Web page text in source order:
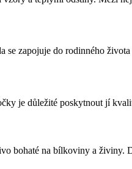
se zapojuje do rodinného
je důležité poskytnout jí
bohaté na bílkoviny a živiny.